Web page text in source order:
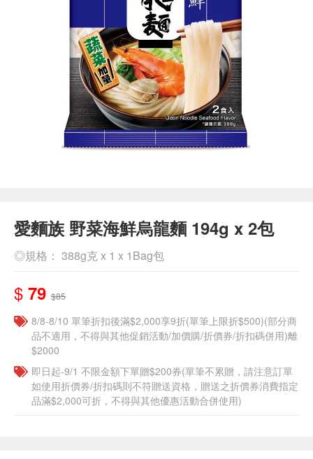
愛麵族 野菜海鮮烏龍麵 194g x 2包
◎規格： 388g克 x 1 x 1Bag包
$ 79 $85
8/8-8/10 單筆折扣後滿$2,000享9折(單筆上限折$500)(部分商
品不適用，不得與其他促銷活動/加價購/折價券/折扣碼併用)離
$2000
即日起-9/1 不限金額下單贈$200券(單筆不累贈，請注意訂單
如使用折價券/折扣碼則不符贈送資格，贈送之折價券消費指定
品滿$2,000可折，不得與其他優惠活動合併使用)